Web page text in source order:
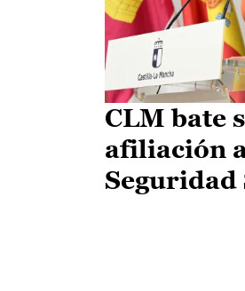
CLM bate
afiliación
Seguridad